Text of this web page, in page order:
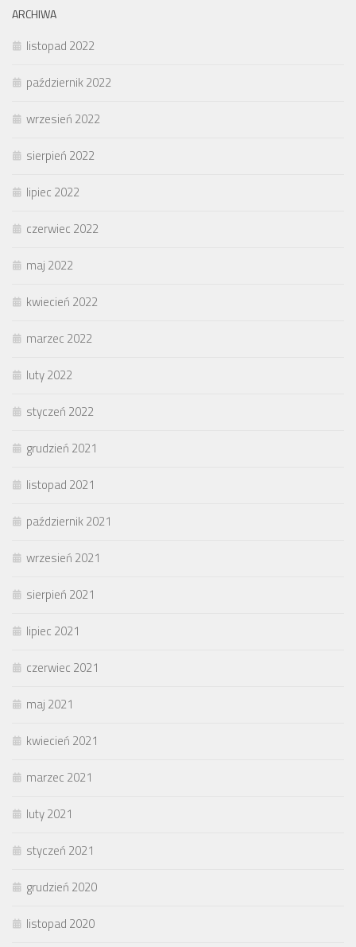
ARCHIWA
listopad 2022
październik 2022
wrzesień 2022
sierpień 2022
lipiec 2022
czerwiec 2022
maj 2022
kwiecień 2022
marzec 2022
luty 2022
styczeń 2022
grudzień 2021
listopad 2021
październik 2021
wrzesień 2021
sierpień 2021
lipiec 2021
czerwiec 2021
maj 2021
kwiecień 2021
marzec 2021
luty 2021
styczeń 2021
grudzień 2020
listopad 2020